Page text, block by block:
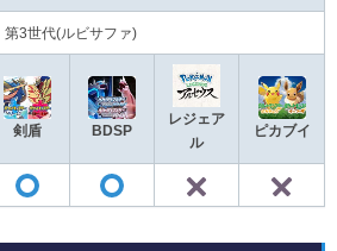
第3世代(ルビサファ)
剣盾 BDSP
レジェア
ル
ピカブイ